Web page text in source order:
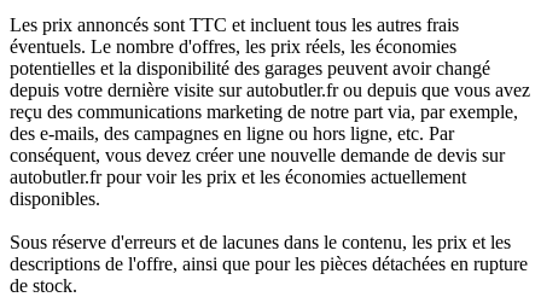
Les prix annoncés sont TTC et incluent tous les autres frais
éventuels. Le nombre d'offres, les prix réels, les économies
potentielles et la disponibilité des garages peuvent avoir changé
depuis votre dernière visite sur autobutler.fr ou depuis que vous avez
reçu des communications marketing de notre part via, par exemple,
des e-mails, des campagnes en ligne ou hors ligne, etc. Par
conséquent, vous devez créer une nouvelle demande de devis sur
autobutler.fr pour voir les prix et les économies actuellement
disponibles.
Sous réserve d'erreurs et de lacunes dans le contenu, les prix et les
descriptions de l'offre, ainsi que pour les pièces détachées en rupture
de stock.